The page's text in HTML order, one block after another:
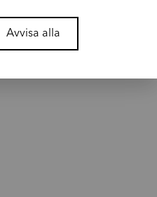
Avvisa alla